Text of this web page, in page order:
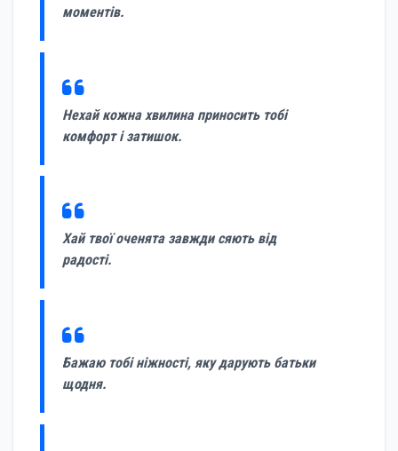
моментів.
Нехай кожна хвилина приносить тобі
комфорт і затишок.
Хай твої оченята завжди сяють від
радості.
Бажаю тобі ніжності, яку дарують батьки
щодня.